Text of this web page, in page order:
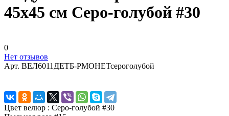
45х45 см Серо-голубой #30
0
Нет отзывов
Арт. ВЕЛ6011ДЕТБ-РМОНЕТсероголубой
Цвет велюр : Серо-голубой #30